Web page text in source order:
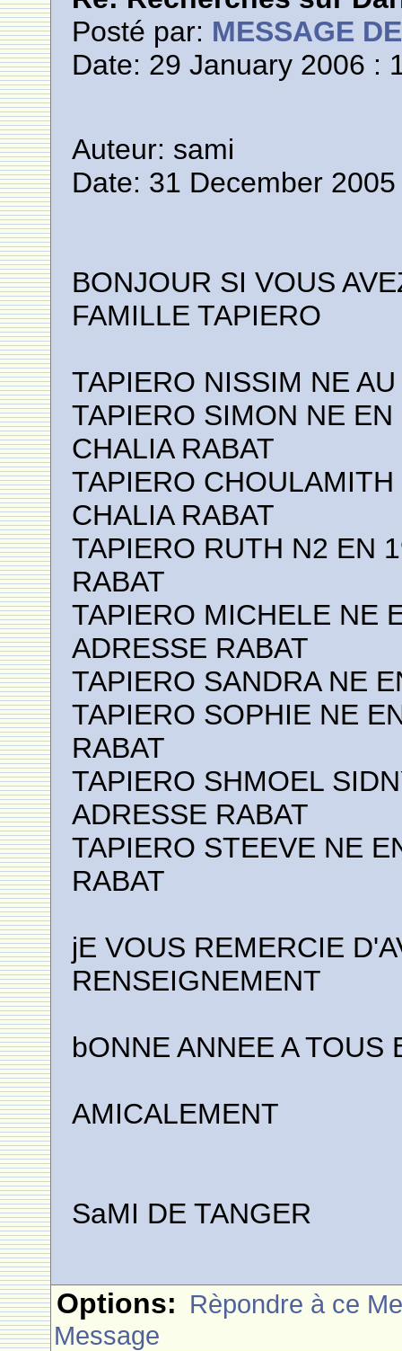
Posté par: MESSAGE
Date: 29 January 2006 :
Auteur: sami
Date: 31 December
BONJOUR SI VOUS
FAMILLE TAPIERO
TAPIERO NISSIM NE
TAPIERO SIMON NE
CHALIA RABAT
TAPIERO
CHALIA RABAT
TAPIERO RUTH N2 EN
RABAT
TAPIERO MICHELE NE
ADRESSE RABAT
TAPIERO SANDRA NE
TAPIERO SOPHIE NE
RABAT
TAPIERO SHMOEL
ADRESSE RABAT
TAPIERO STEEVE NE
RABAT
jE VOUS REMERCIE
RENSEIGNEMENT
bONNE ANNEE A
AMICALEMENT
SaMI DE TANGER
Options: Rèpondre à ce
Message